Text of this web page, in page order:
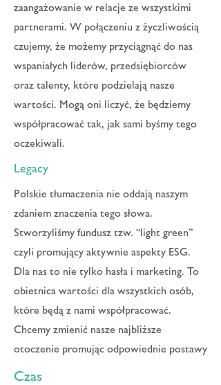
zaangażowanie w relacje ze wszystkimi
partnerami. W połączeniu z życzliwością
czujemy, że możemy przyciągnąć do nas
wspaniałych liderów, przedsiębiorców
oraz talenty, które podzielają nasze
wartości. Mogą oni liczyć, że będziemy
współpracować tak, jak sami byśmy tego
oczekiwali.
Legacy
Polskie tłumaczenia nie oddają naszym
zdaniem znaczenia tego słowa.
Stworzyliśmy fundusz tzw. “light green”
czyli promujący aktywnie aspekty ESG.
Dla nas to nie tylko hasła i marketing. To
obietnica wartości dla wszystkich osób,
które będą z nami współpracować.
Chcemy zmienić nasze najbliższe
otoczenie promując odpowiednie postawy
Czas